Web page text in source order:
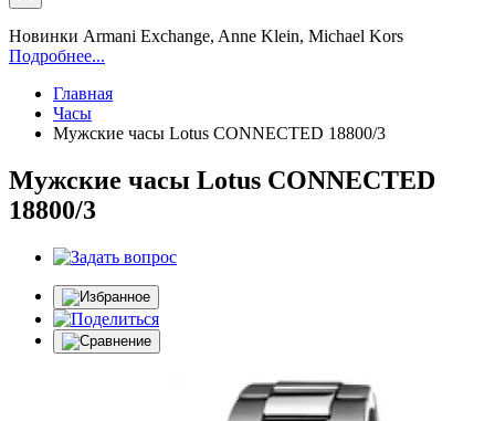
Новинки Armani Exchange, Anne Klein, Michael Kors
Подробнее...
Главная
Часы
Мужские часы Lotus CONNECTED 18800/3
Мужские часы Lotus CONNECTED
18800/3